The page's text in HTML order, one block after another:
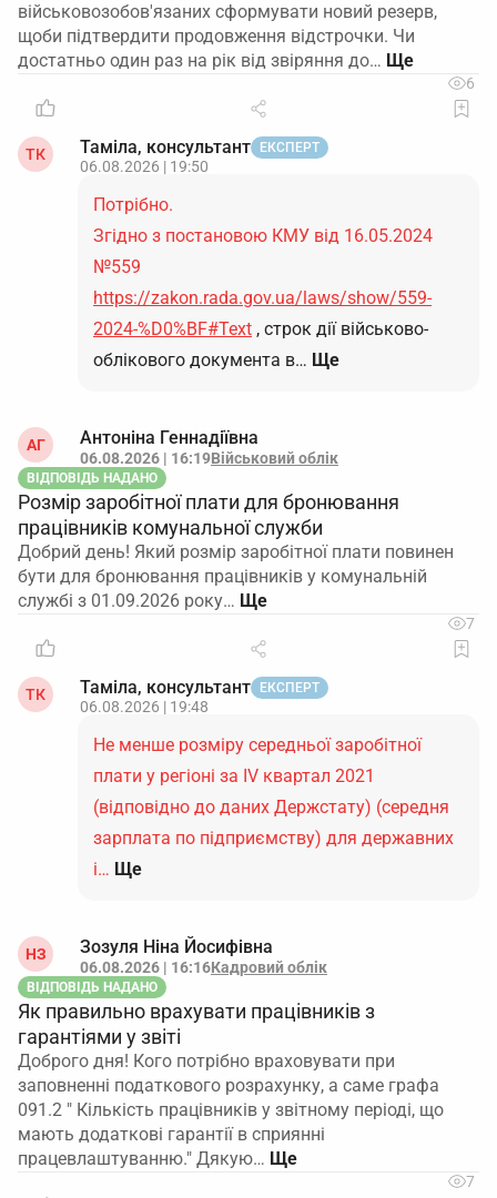
військовозобов'язаних сформувати новий резерв,
щоби підтвердити продовження відстрочки. Чи
достатньо один раз на рік від звіряння до…
6
ТК Таміла, консультант ЕКСПЕРТ
06.08.2026 | 19:50
Потрібно.
Згідно з постановою КМУ від 16.05.2024
№559
https://zakon.rada.gov.ua/laws/show/559-
2024-%D0%BF#Text , строк дії військово-
облікового документа в… Ще
АГ Антоніна Геннадіївна
06.08.2026 | 16:19Військовий облік
ВІДПОВІДЬ НАДАНО
Розмір заробітної плати для бронювання
працівників комунальної служби
Добрий день! Який розмір заробітної плати повинен
бути для бронювання працівників у комунальній
службі з 01.09.2026 року…
7
ТК Таміла, консультант ЕКСПЕРТ
06.08.2026 | 19:48
Не менше розміру середньої заробітної
плати у регіоні за IV квартал 2021
(відповідно до даних Держстату) (середня
зарплата по підприємству) для державних
і… Ще
НЗ Зозуля Ніна Йосифівна
06.08.2026 | 16:16Кадровий облік
ВІДПОВІДЬ НАДАНО
Як правильно врахувати працівників з
гарантіями у звіті
Доброго дня! Кого потрібно враховувати при
заповненні податкового розрахунку, а саме графа
091.2 " Кількість працівників у звітному періоді, що
мають додаткові гарантії в сприянні
працевлаштуванню." Дякую…
7